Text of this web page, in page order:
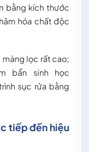
bằng kích thước
hóa chất độc
màng lọc rất cao;
bẩn sinh học
sục rửa bằng
tiếp đến hiệu